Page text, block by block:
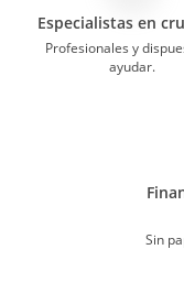
Especialistas en
Profesionales y
ayudar.
Sin